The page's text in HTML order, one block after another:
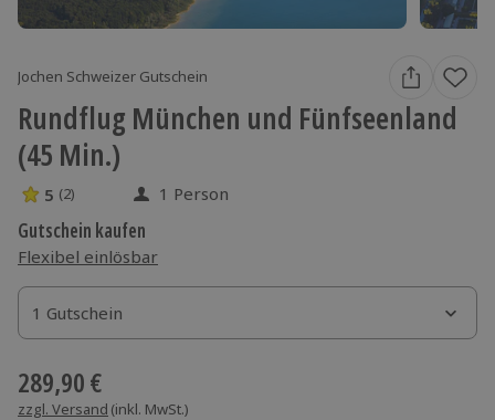
Jochen Schweizer Gutschein
Rundflug München und Fünfseenland
(45 Min.)
5 Sterne von 5 aus 2 Bewertungen
5 (2) 1 Person
Gutschein kaufen
Flexibel einlösbar
1 Gutschein
1 Gutschein
1 Gutschein
289,90 €
zzgl. Versand (inkl. MwSt.)